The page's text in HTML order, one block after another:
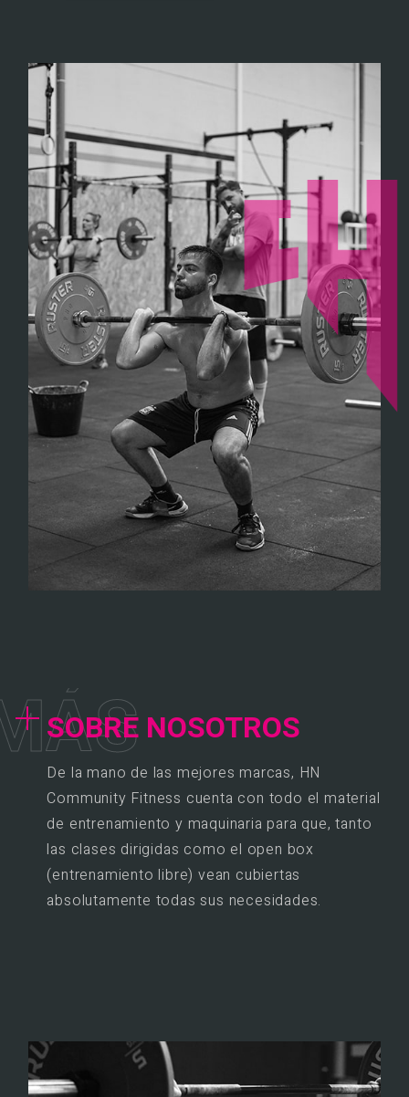
ÁS
SOBRE NOSOTROS
De la mano de las mejores marcas, HN
Community Fitness cuenta con todo el material
de entrenamiento y maquinaria para que, tanto
las clases dirigidas como el open box
(entrenamiento libre) vean cubiertas
absolutamente todas sus necesidades.